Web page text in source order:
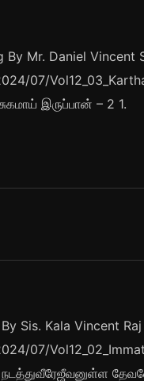
By Mr. Daniel Vincent
07/
இருப்பான் – 2 1.
Sis. Kala Vincent
07/
நடத்துவீரேஜீவனுள்ள